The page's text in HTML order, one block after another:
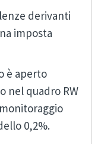
derivanti
imposta
è aperto
nel quadro RW
0,2%.